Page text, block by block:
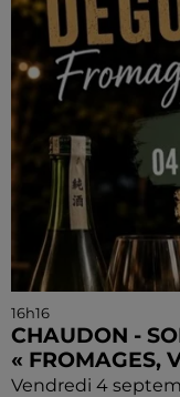
16h16
CHAUDON -
« FROMAGES,
Vendredi 4